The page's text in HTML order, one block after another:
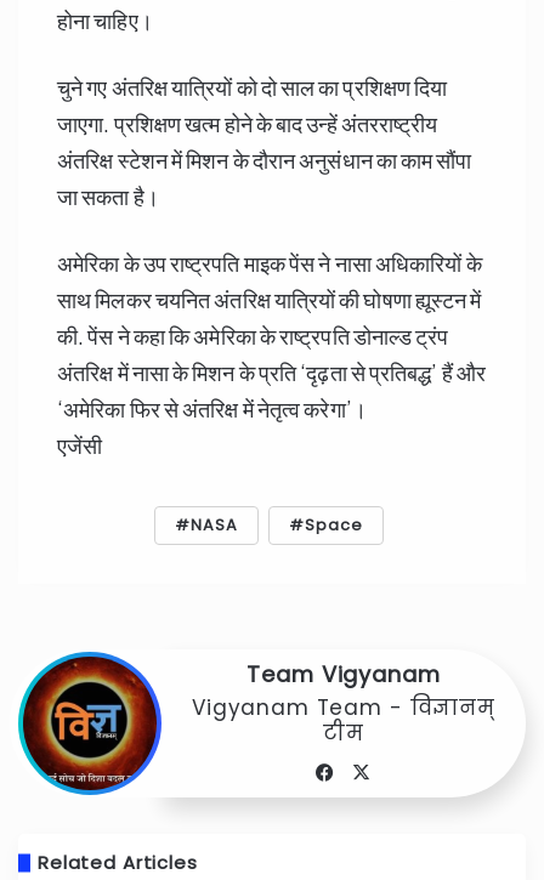
होना चाहिए।
चुने गए अंतरिक्ष यात्रियों को दो साल का प्रशिक्षण दिया
जाएगा. प्रशिक्षण खत्म होने के बाद उन्हें अंतरराष्ट्रीय
अंतरिक्ष स्टेशन में मिशन के दौरान अनुसंधान का काम सौंपा
जा सकता है।
अमेरिका के उप राष्ट्रपति माइक पेंस ने नासा अधिकारियों के
साथ मिलकर चयनित अंतरिक्ष यात्रियों की घोषणा ह्यूस्टन में
की. पेंस ने कहा कि अमेरिका के राष्ट्रपति डोनाल्ड ट्रंप
अंतरिक्ष में नासा के मिशन के प्रति ‘दृढ़ता से प्रतिबद्ध’ हैं और
‘अमेरिका फिर से अंतरिक्ष में नेतृत्व करेगा’।
एजेंसी
NASA Space
Team Vigyanam
Vigyanam Team - विज्ञानम्
टीम
Facebook
Related Articles